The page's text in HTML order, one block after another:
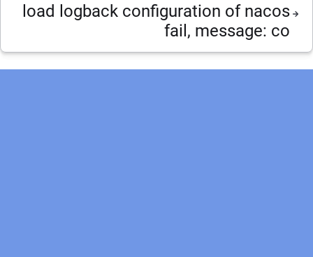
load logback configuration of nacos
fail, message: co